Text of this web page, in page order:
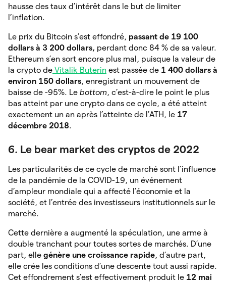
hausse des taux d’intérêt dans le but de limiter
l’inflation.
Le prix du Bitcoin s’est effondré, passant de 19 100
dollars à 3 200 dollars, perdant donc 84 % de sa valeur.
Ethereum s’en sort encore plus mal, puisque la valeur de
la crypto de Vitalik Buterin est passée de 1 400 dollars à
environ 150 dollars, enregistrant un mouvement de
baisse de -95%. Le bottom, c’est-à-dire le point le plus
bas atteint par une crypto dans ce cycle, a été atteint
exactement un an après l’atteinte de l’ATH, le 17
décembre 2018.
6. Le bear market des cryptos de 2022
Les particularités de ce cycle de marché sont l’influence
de la pandémie de la COVID-19, un événement
d’ampleur mondiale qui a affecté l’économie et la
société, et l’entrée des investisseurs institutionnels sur le
marché.
Cette dernière a augmenté la spéculation, une arme à
double tranchant pour toutes sortes de marchés. D’une
part, elle génère une croissance rapide, d’autre part,
elle crée les conditions d’une descente tout aussi rapide.
Cet effondrement s’est effectivement produit le 12 mai